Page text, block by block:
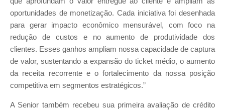
oportunidades de monetização. Cada iniciativa foi desenhada
para gerar impacto econômico mensurável, com foco na
redução de custos e no aumento de produtividade dos
clientes. Esses ganhos ampliam nossa capacidade de captura
de valor, sustentando a expansão do ticket médio, o aumento
da receita recorrente e o fortalecimento da nossa posição
competitiva em segmentos estratégicos.”
A Senior também recebeu sua primeira avaliação de crédito